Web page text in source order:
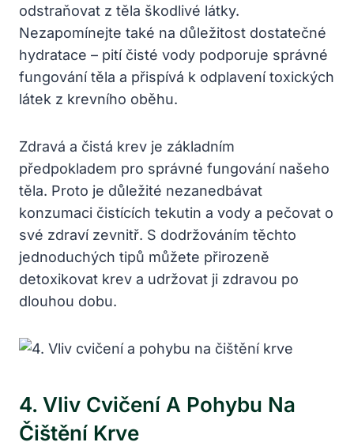
odstraňovat‍ z ‌těla‌ škodlivé ‍látky.‍
Nezapomínejte také⁣ na důležitost dostatečné
hydratace – pití čisté vody⁢ podporuje ⁤správné
fungování ⁢těla​ a‌ přispívá k‌ odplavení toxických
látek z ⁢krevního oběhu.
Zdravá a ​čistá krev je základním
předpokladem pro správné ⁣fungování našeho⁣
těla. Proto je důležité nezanedbávat
konzumaci⁣ čistících‌ tekutin a vody a pečovat o
své ⁣zdraví zevnitř. S dodržováním těchto
jednoduchých⁢ tipů ⁤můžete ⁣přirozeně
detoxikovat⁢ krev a ⁢udržovat ji zdravou po
dlouhou dobu.
4. Vliv Cvičení ‌a ⁢pohybu Na
‌čištění Krve